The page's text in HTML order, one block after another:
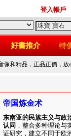
登入帳戶
好書推介 特
像和精品，正品正價，
帝国炼金术
东南亚的民族主义与政
认同 ，整合多种理论与
证研究，建立不同于欧